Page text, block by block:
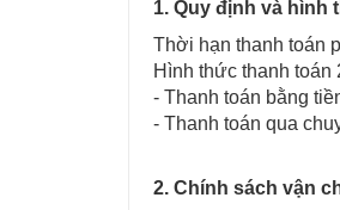
1. Quy định và hình
Thời hạn thanh toán
Hình thức thanh toán
- Thanh toán bằng
- Thanh toán qua
2. Chính sách vận